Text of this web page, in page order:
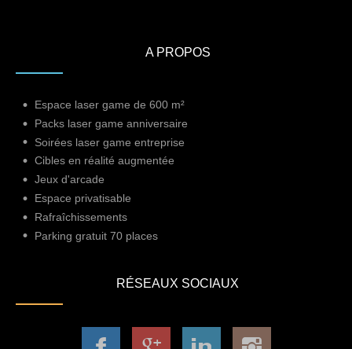
A PROPOS
Espace laser game de 600 m²
Packs laser game anniversaire
Soirées laser game entreprise
Cibles en réalité augmentée
Jeux d'arcade
Espace privatisable
Rafraîchissements
Parking gratuit 70 places
RÉSEAUX SOCIAUX